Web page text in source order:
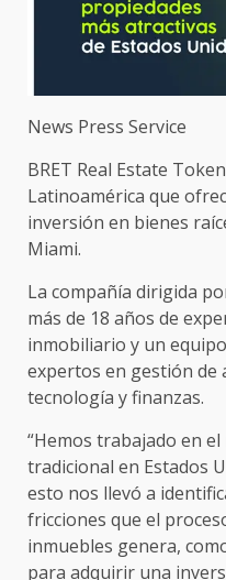
News Press Service
BRET Real Estate
Latinoamérica que
inversión en bienes
Miami.
La compañía dirigida
más de 18 años de
inmobiliario y un
expertos en gestión de
tecnología y finanzas.
“Hemos trabajado en
tradicional en Estados
esto nos llevó a
fricciones que el
inmuebles genera,
para adquirir una